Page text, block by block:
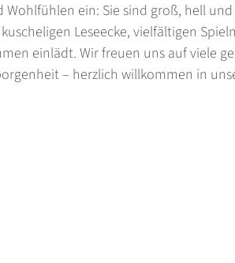
Wohlfühlen ein: Sie sind groß, hell
Leseecke, vielfältigen
einlädt. Wir freuen uns auf viele
– herzlich willkommen in